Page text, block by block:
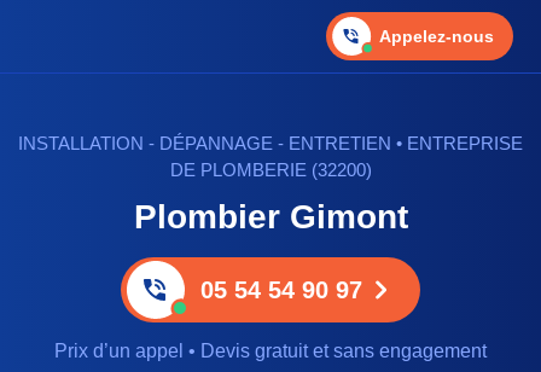
Appelez-nous
INSTALLATION - DÉPANNAGE - ENTRETIEN • ENTREPRISE
DE PLOMBERIE (32200)
Plombier Gimont
05 54 54 90 97
Prix d’un appel • Devis gratuit et sans engagement